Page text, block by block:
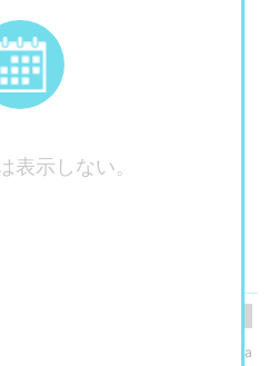
yukaringosha
示しない。